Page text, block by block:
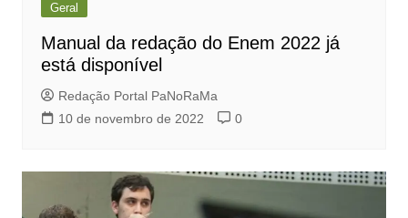
Geral
Manual da redação do Enem 2022 já
está disponível
Redação Portal PaNoRaMa
10 de novembro de 2022
0